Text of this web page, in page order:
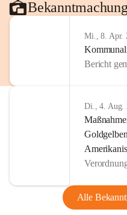
Mi., 8. Apr.
Bericht
Di., 4. Aug.
Alle